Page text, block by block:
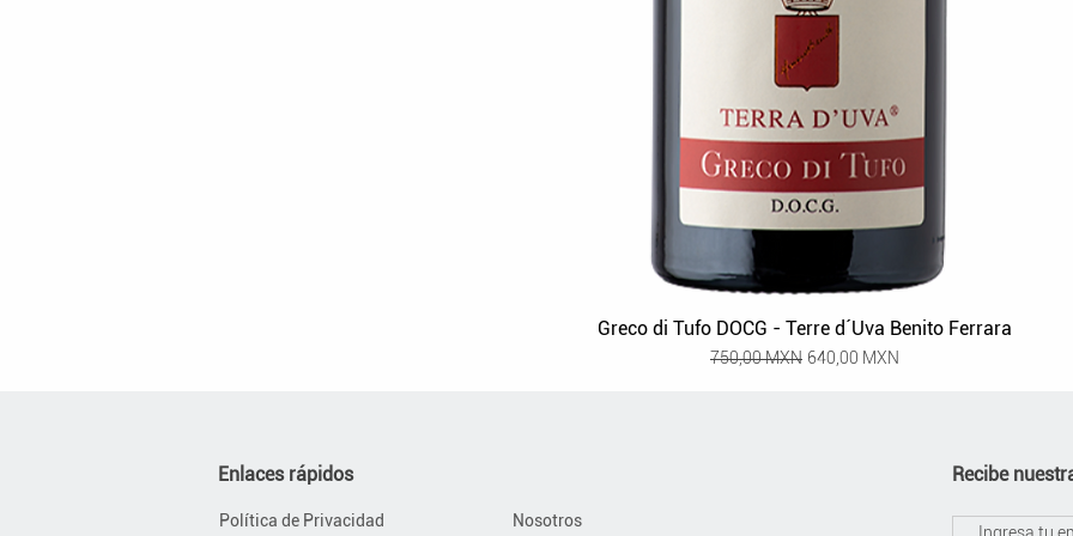
Greco di Tufo DOCG - Terre d´Uva Benito Ferrara
Precio
750,00 MXN Precio de oferta
640,00 MXN
Enlaces rápidos
Política de Privacidad Nosotros
Recibe